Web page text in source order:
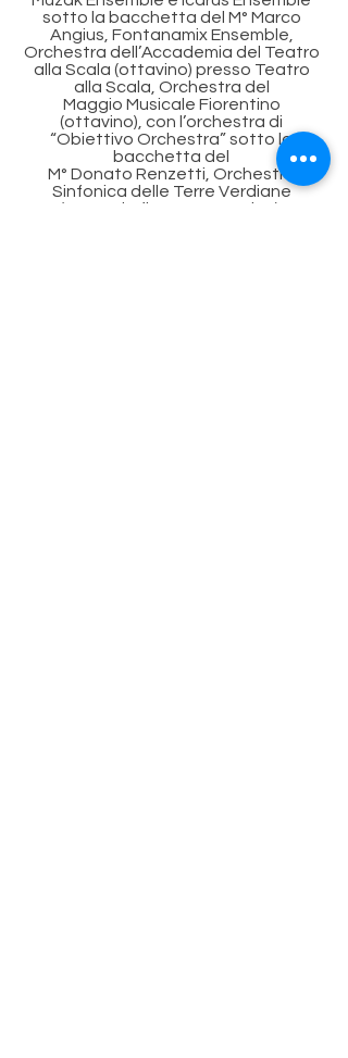
sotto la bacchetta del M° Marco
Angius, Fontanamix Ensemble,
Orchestra dell’Accademia del Teatro
alla Scala (ottavino) presso Teatro
alla Scala, Orchestra del
Maggio Musicale Fiorentino
(ottavino), con l’orchestra di
“Obiettivo Orchestra” sotto la
bacchetta del
M° Donato Renzetti, Orchestra
Sinfonica delle Terre Verdiane
(secondo flauto e ottavino),